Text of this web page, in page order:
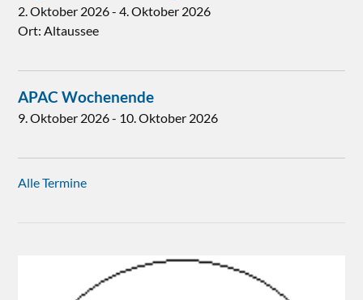
2. Oktober 2026-4. Oktober 2026
Ort: Altaussee
APAC Wochenende
9. Oktober 2026- 10. Oktober 2026
Alle Termine